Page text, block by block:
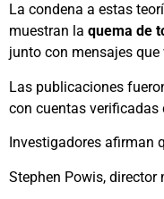
La condena a estas
muestran la quema de
junto con mensajes
Las publicaciones
con cuentas verificadas
Investigadores afirman
Stephen Powis,